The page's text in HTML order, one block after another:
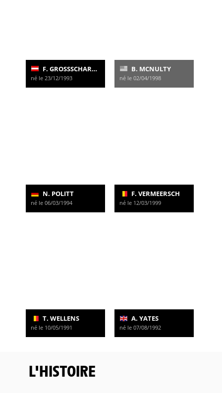
F. GROSSSCHARTNER
né le 23/12/1993
B. MCNULTY
né le 02/04/1998
N. POLITT
né le 06/03/1994
F. VERMEERSCH
né le 12/03/1999
T. WELLENS
né le 10/05/1991
A. YATES
né le 07/08/1992
L'HISTOIRE